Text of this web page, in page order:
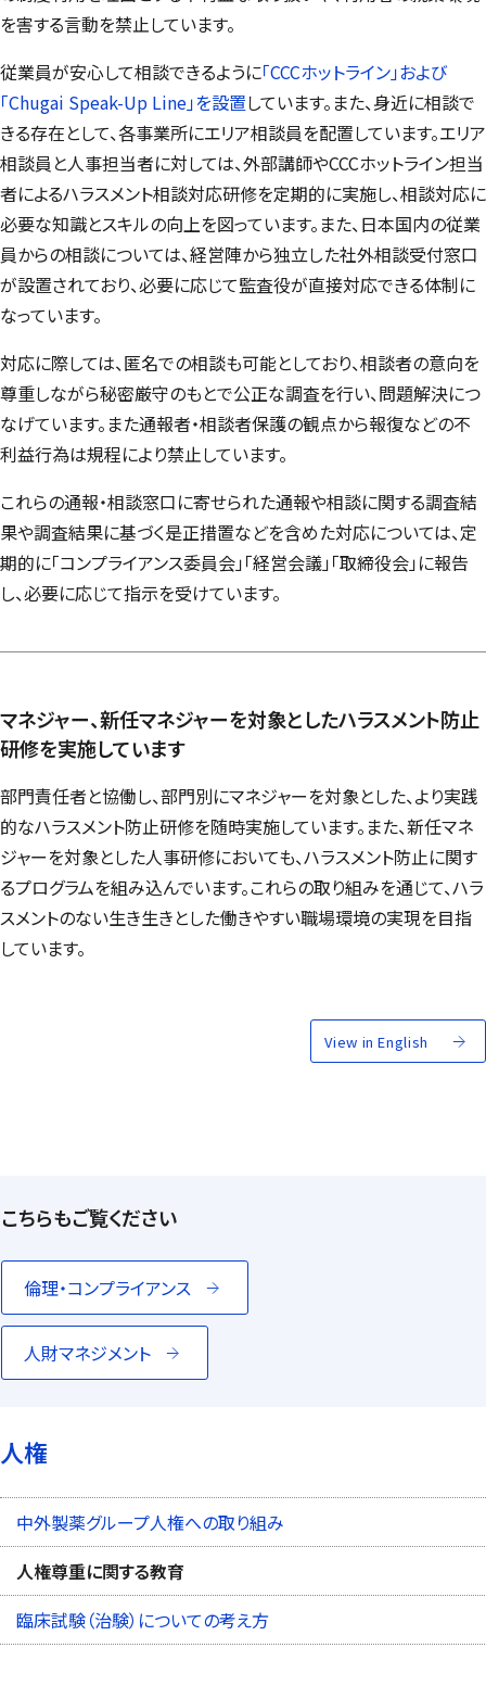
を害する言動を禁止しています。
従業員が安心して相談できるように「CCCホットライン」および
「Chugai Speak-Up Line」を設置しています。また、身近に相談で
きる存在として、各事業所にエリア相談員を配置しています。エリア
相談員と人事担当者に対しては、外部講師やCCCホットライン担当
者によるハラスメント相談対応研修を定期的に実施し、相談対応に
必要な知識とスキルの向上を図っています。また、日本国内の従業
員からの相談については、経営陣から独立した社外相談受付窓口
が設置されており、必要に応じて監査役が直接対応できる体制に
なっています。
対応に際しては、匿名での相談も可能としており、相談者の意向を
尊重しながら秘密厳守のもとで公正な調査を行い、問題解決につ
なげています。また通報者・相談者保護の観点から報復などの不
利益行為は規程により禁止しています。
これらの通報・相談窓口に寄せられた通報や相談に関する調査結
果や調査結果に基づく是正措置などを含めた対応については、定
期的に「コンプライアンス委員会」「経営会議」「取締役会」に報告
し、必要に応じて指示を受けています。
マネジャー、新任マネジャーを対象としたハラスメント防止
研修を実施しています
部門責任者と協働し、部門別にマネジャーを対象とした、より実践
的なハラスメント防止研修を随時実施しています。また、新任マネ
ジャーを対象とした人事研修においても、ハラスメント防止に関す
るプログラムを組み込んでいます。これらの取り組みを通じて、ハラ
スメントのない生き生きとした働きやすい職場環境の実現を目指
しています。
View in English
こちらもご覧ください
倫理・コンプライアンス
人財マネジメント
人権
中外製薬グループ人権への取り組み
人権尊重に関する教育
臨床試験（治験）についての考え方